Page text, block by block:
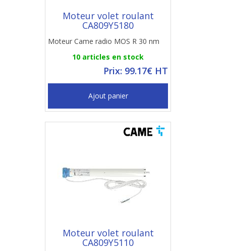
Moteur volet roulant
CA809Y5180
Moteur Came radio MOS R 30 nm
10 articles en stock
Prix: 99.17€ HT
Ajout panier
Moteur volet roulant
CA809Y5110